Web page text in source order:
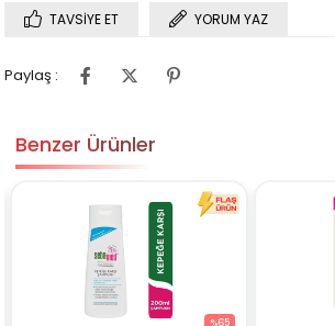
TAVSIYE ET YORUM YAZ
Paylaş :
Benzer Ürünler